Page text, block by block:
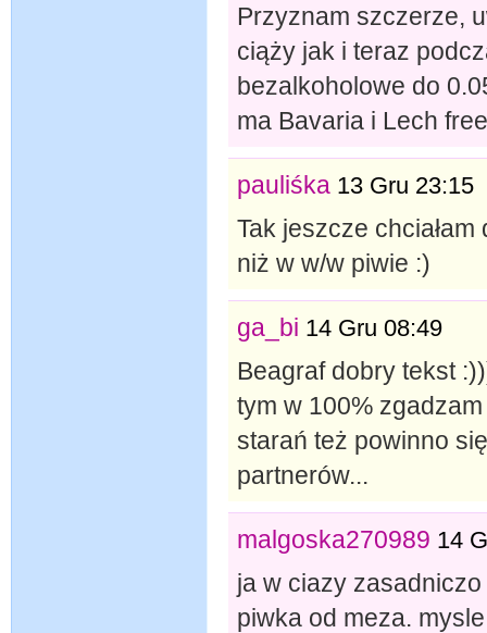
Przyznam szczerze,
ciąży jak i teraz
bezalkoholowe do
ma Bavaria i Lech
pauliśka 13 Gru 23:15
Tak jeszcze
niż w w/w piwie :)
ga_bi 14 Gru 08:49
Beagraf dobry tekst
tym w 100%
starań też powinno
partnerów...
malgoska270989 14
ja w ciazy
piwka od meza.